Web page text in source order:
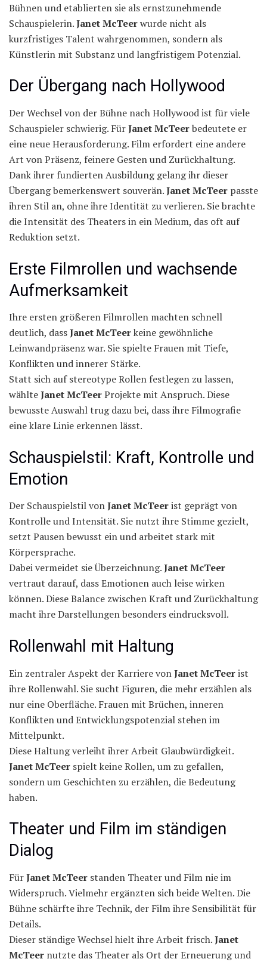
Bühnen und etablierten sie als ernstzunehmende
Schauspielerin.Janet McTeerwurde nicht als
kurzfristiges Talent wahrgenommen, sondern als
Künstlerin mit Substanz und langfristigem Potenzial.
Der Übergang nach Hollywood
Der Wechsel von der Bühne nach Hollywood ist für viele
Schauspieler schwierig. FürJanet McTeerbedeutete er
eine neue Herausforderung. Film erfordert eine andere
Art von Präsenz, feinere Gesten und Zurückhaltung.
Dank ihrer fundierten Ausbildung gelang ihr dieser
Übergang bemerkenswert souverän.Janet McTeer passte
ihren Stil an, ohne ihre Identität zu verlieren. Sie brachte
die Intensität des Theaters in ein Medium, das oft auf
Reduktion setzt.
Erste Filmrollen und wachsende
Aufmerksamkeit
Ihre ersten größeren Filmrollen machten schnell
deutlich, dassJanet McTeerkeine gewöhnliche
Leinwandpräsenz war. Sie spielte Frauen mit Tiefe,
Konflikten und innerer Stärke.
Statt sich auf stereotype Rollen festlegen zu lassen,
wählteJanet McTeerProjekte mit Anspruch. Diese
bewusste Auswahl trug dazu bei, dass ihre Filmografie
eine klare Linie erkennen lässt.
Schauspielstil: Kraft, Kontrolle und
Emotion
Der Schauspielstil vonJanet McTeerist geprägt von
Kontrolle und Intensität. Sie nutzt ihre Stimme gezielt,
setzt Pausen bewusst ein und arbeitet stark mit
Körpersprache.
Dabei vermeidet sie Überzeichnung.Janet McTeer
vertraut darauf, dass Emotionen auch leise wirken
können. Diese Balance zwischen Kraft und Zurückhaltung
macht ihre Darstellungen besonders eindrucksvoll.
Rollenwahl mit Haltung
Ein zentraler Aspekt der Karriere vonJanet McTeerist
ihre Rollenwahl. Sie sucht Figuren, die mehr erzählen als
nur eine Oberfläche. Frauen mit Brüchen, inneren
Konflikten und Entwicklungspotenzial stehen im
Mittelpunkt.
Diese Haltung verleiht ihrer Arbeit Glaubwürdigkeit.
Janet McTeer spielt keine Rollen, um zu gefallen,
sondern um Geschichten zu erzählen, die Bedeutung
haben.
Theater und Film im ständigen
Dialog
FürJanet McTeer standen Theater und Film nie im
Widerspruch. Vielmehr ergänzten sich beide Welten. Die
Bühne schärfte ihre Technik, der Film ihre Sensibilität für
Details.
Dieser ständige Wechsel hielt ihre Arbeit frisch.Janet
McTeer nutzte das Theater als Ort der Erneuerung und